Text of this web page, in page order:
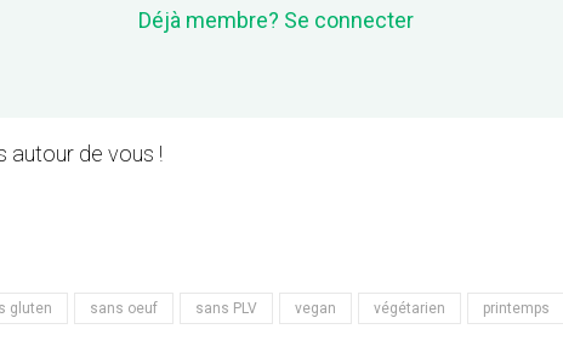
Déjà membre? Se connecter
autour de vous !
gluten sans oeuf sans PLV vegan végétarien printemps